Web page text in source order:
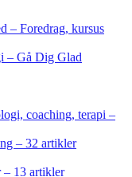
– Foredrag, kursus
– Gå Dig Glad
coaching, terapi –
– 32 artikler
– 13 artikler